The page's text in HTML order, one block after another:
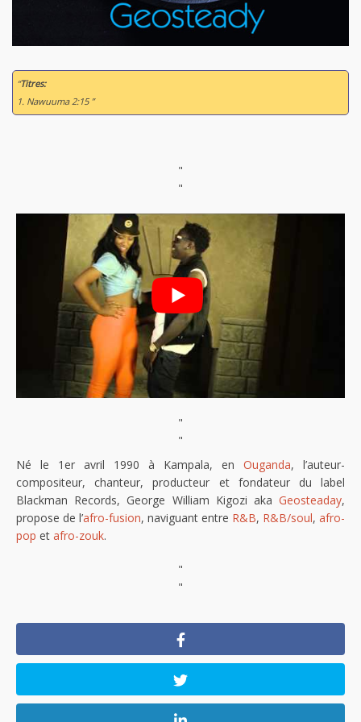
“Titres:
1. Nawuuma 2:15 ”
"
"
"
"
Né le 1er avril 1990 à Kampala, en Ouganda, l’auteur-
compositeur, chanteur, producteur et fondateur du label
Blackman Records, George William Kigozi aka Geosteaday,
propose de l’afro-fusion, naviguant entre R&B, R&B/soul, afro-
pop et afro-zouk.
"
"